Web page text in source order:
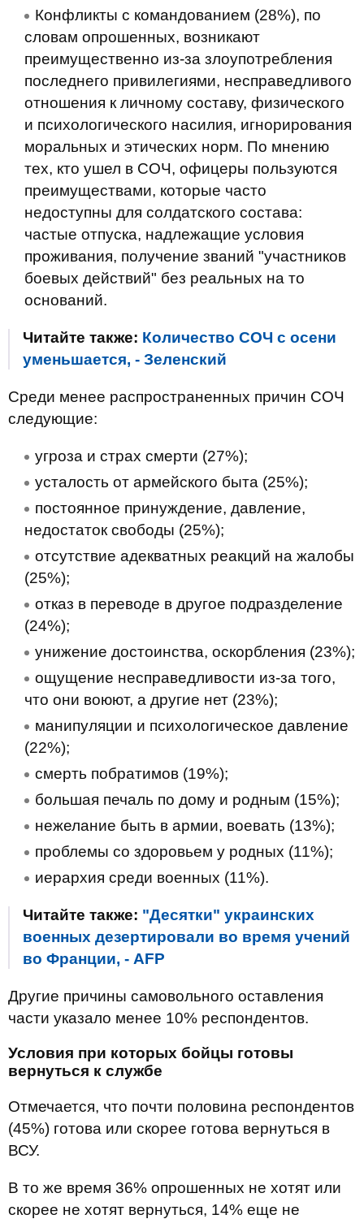
Конфликты с командованием (28%), по
словам опрошенных, возникают
преимущественно из-за злоупотребления
последнего привилегиями, несправедливого
отношения к личному составу, физического
и психологического насилия, игнорирования
моральных и этических норм. По мнению
тех, кто ушел в СОЧ, офицеры пользуются
преимуществами, которые часто
недоступны для солдатского состава:
частые отпуска, надлежащие условия
проживания, получение званий "участников
боевых действий" без реальных на то
оснований.
Читайте также: Количество СОЧ с осени
уменьшается, - Зеленский
Среди менее распространенных причин СОЧ
следующие:
угроза и страх смерти (27%);
усталость от армейского быта (25%);
постоянное принуждение, давление,
недостаток свободы (25%);
отсутствие адекватных реакций на жалобы
(25%);
отказ в переводе в другое подразделение
(24%);
унижение достоинства, оскорбления (23%);
ощущение несправедливости из-за того,
что они воюют, а другие нет (23%);
манипуляции и психологическое давление
(22%);
смерть побратимов (19%);
большая печаль по дому и родным (15%);
нежелание быть в армии, воевать (13%);
проблемы со здоровьем у родных (11%);
иерархия среди военных (11%).
Читайте также: "Десятки" украинских
военных дезертировали во время учений
во Франции, - AFP
Другие причины самовольного оставления
части указало менее 10% респондентов.
Условия при которых бойцы готовы
вернуться к службе
Отмечается, что почти половина респондентов
(45%) готова или скорее готова вернуться в
ВСУ.
В то же время 36% опрошенных не хотят или
скорее не хотят вернуться, 14% еще не